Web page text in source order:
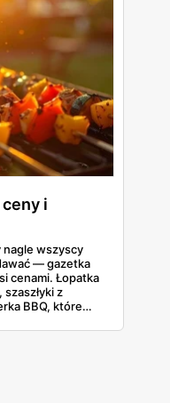
i
nagle wszyscy
— gazetka
cenami. Łopatka
szaszłyki z
BBQ, które
trzeba było